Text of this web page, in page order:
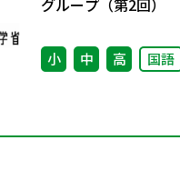
グループ（第2回）
小 中 高 国語